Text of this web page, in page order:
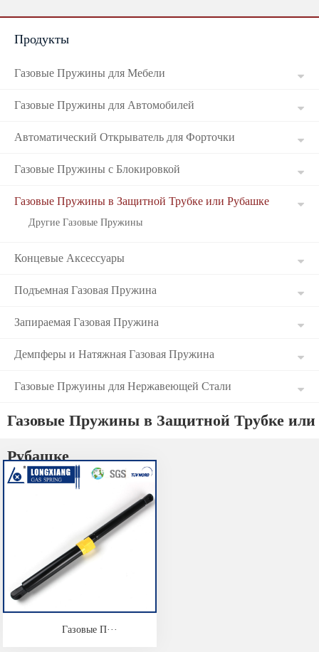
Russian
Продукты
Газовые Пружины для Мебели
Газовые Пружины для Автомобилей
Автоматический Открыватель для Форточки
Газовые Пружины с Блокировкой
Газовые Пружины в Защитной Трубке или Рубашке
Другие Газовые Пружины
Концевые Аксессуары
Подъемная Газовая Пружина
Запираемая Газовая Пружина
Демпферы и Натяжная Газовая Пружина
Газовые Пржуины для Нержавеющей Стали
Газовые Пружины в Защитной Трубке или
Рубашке
Газовые П···